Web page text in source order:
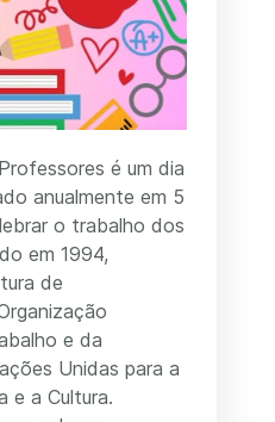
é um dia
anualmente em 5
o trabalho dos
em 1994,
de
e da
Unidas para a
e a Cultura.